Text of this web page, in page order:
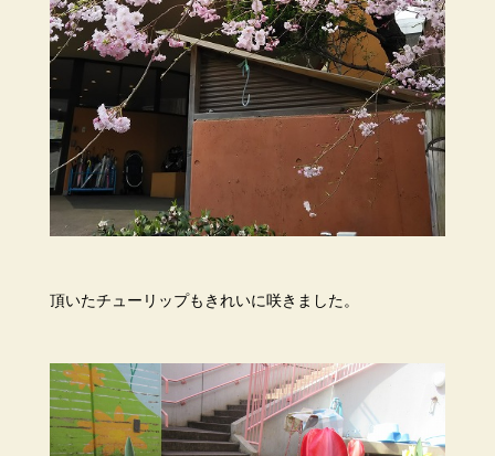
頂いたチューリップもきれいに咲きました。